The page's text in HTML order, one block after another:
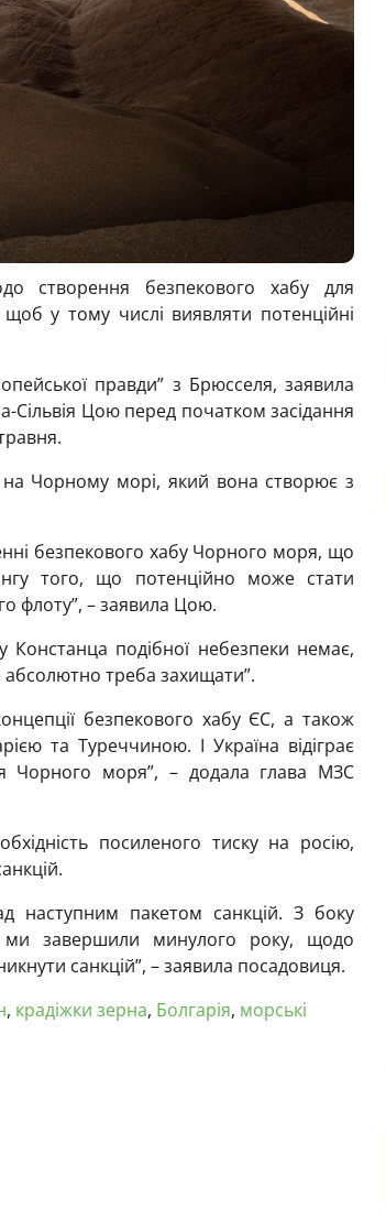
створення безпекового хабу для
у тому числі виявляти потенційні
правди” з Брюсселя, заявила
Сільвія Цою перед початком засідання
Чорному морі, який вона створює з
безпекового хабу Чорного моря, що
того, що потенційно може стати
флоту”, – заявила Цою.
подібної небезпеки немає,
треба захищати”.
безпекового хабу ЄС, а також
та Туреччиною. І Україна відіграє
Чорного моря”, – додала глава МЗС
посиленого тиску на росію,
наступним пакетом санкцій. З боку
ми завершили минулого року, щодо
санкцій”, – заявила посадовиця.
, крадіжки зерна, Болгарія, морські